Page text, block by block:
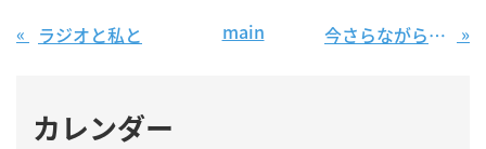
« ラジオと私と main 今さらながら『論語』の学びについて »
カレンダー